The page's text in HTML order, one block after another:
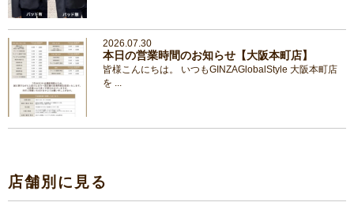
2026.07.30
本日の営業時間のお知らせ【大阪本町店】
皆様こんにちは。 いつもGINZAGlobalStyle 大阪本町店
を ...
店舗別に見る